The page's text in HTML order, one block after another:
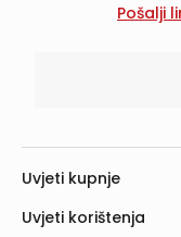
Uvjeti kupnje
Uvjeti korištenja